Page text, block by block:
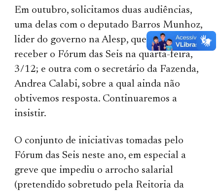
Em outubro, solicitamos duas audiências,
uma delas com o deputado Barros Munhoz,
lider do governo na Alesp, que ficou de
receber o Fórum das Seis na quarta-feira,
3/12; e outra com o secretário da Fazenda,
Andrea Calabi, sobre a qual ainda não
obtivemos resposta. Continuaremos a
insistir.
O conjunto de iniciativas tomadas pelo
Fórum das Seis neste ano, em especial a
greve que impediu o arrocho salarial
(pretendido sobretudo pela Reitoria da